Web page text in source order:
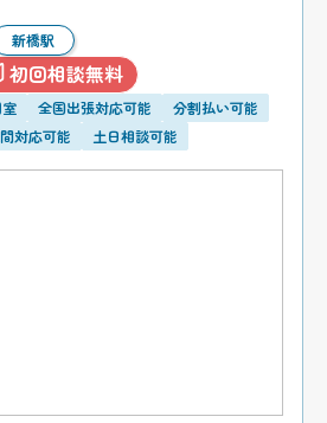
新橋駅
初回相談無料
全国出張対応可能
分割払い可能
対応可能 土日相談可能